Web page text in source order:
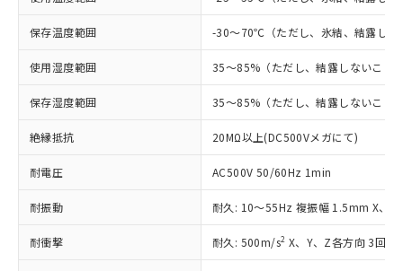
保存温度範囲 -30～70℃（ただし、氷結、結露しな
使用湿度範囲 35～85%（ただし、結露しないこと
保存湿度範囲 35～85%（ただし、結露しないこと
絶縁抵抗 20MΩ以上(DC500Vメガにて)
耐電圧 AC500V 50/60Hz 1min
耐振動 耐久: 10～55Hz 複振幅 1.5mm X、Y
耐衝撃 耐久: 500m/s2 X、Y、Z各方向 3回
ご利用条件
以下の条件をお読みいただき、同意のうえ
ご利用ください。
本サービスは、当社制御機器事業取扱
商品の当社在庫状況および標準価格
(税抜)を提供させていただくもので
当社制御機器事業取扱商品の中には、
本サービスの対象外となる商品もある
ことをご了承ください。
在庫状況および標準価格照会結果は、
対応予定：EU RoHS指令（10物質）の非含
有に対応した製品に切り替える予定のある
対応予定なし：EU RoHS指令（10物質）の
非含有に非対応の商品で、対応品を出す予
定はありません。
調査・確認中：EU RoHS指令（10物質）の
非含有の対応状況を調査中または確認中の
非該当品：ライセンス料など無形物で、有
害物質有無と関係のない商品です。
仕入先様の事情により、非含有部品として
いたものが、含有品と判明した場合などや
むを得ず変更することがあります。
※1 中国RoHS○×表
「○」：最大均質材料含有率が中国RoHSの
「×」：最大均質材料含有率が中国RoHSの
基準値を超えていることを示します。
「－」：未確認です。当社販売部門へお問
当社は、これら貴社製品のうち、外国
為替および外国貿易法に定める商品